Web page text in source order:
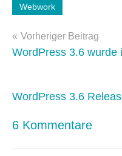
Schlagwörter:
markdown,
selfpublishing,
Webwork
Beitragsnavigation
Vorheriger Beitrag
WordPress 3.6 wurde
WordPress 3.6
6 Kommentare